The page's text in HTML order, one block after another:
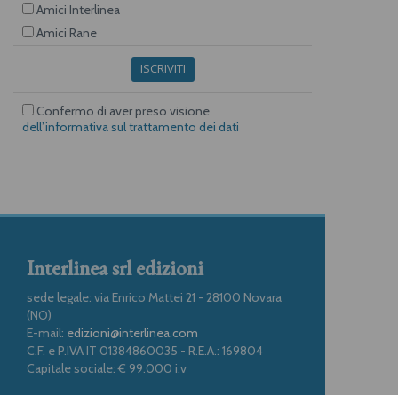
Amici Interlinea
Amici Rane
ISCRIVITI
Confermo di aver preso visione
dell’informativa sul trattamento dei dati
Interlinea srl edizioni
sede legale: via Enrico Mattei 21 - 28100 Novara
(NO)
E-mail: edizioni@interlinea.com
C.F. e P.IVA IT 01384860035 - R.E.A.: 169804
Capitale sociale: € 99.000 i.v